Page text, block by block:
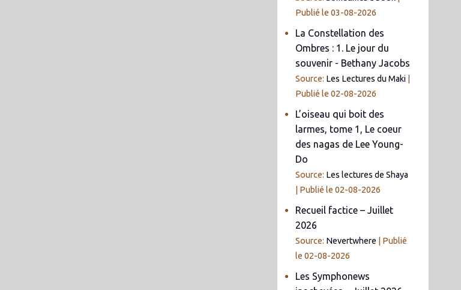
Publié le 03-08-2026
La Constellation des
Ombres : 1. Le jour du
souvenir - Bethany Jacobs
Source: Les Lectures du Maki
Publié le 02-08-2026
L’oiseau qui boit des
larmes, tome 1, Le coeur
des nagas de Lee Young-
Do
Source: Les lectures de Shaya
Publié le 02-08-2026
Recueil factice – Juillet
2026
Source: Nevertwhere
Publié
le 02-08-2026
Les Symphonews